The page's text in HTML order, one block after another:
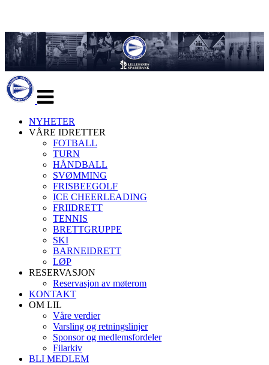
navigasjon
NYHETER
VÅRE IDRETTER
FOTBALL
TURN
HÅNDBALL
SVØMMING
FRISBEEGOLF
ICE CHEERLEADING
FRIIDRETT
TENNIS
BRETTGRUPPE
SKI
BARNEIDRETT
LØP
RESERVASJON
Reservasjon av møterom
KONTAKT
OM LIL
Våre verdier
Varsling og retningslinjer
Sponsor og medlemsfordeler
Filarkiv
BLI MEDLEM